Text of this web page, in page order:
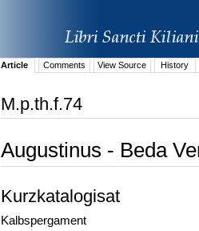
Article Comments View Source History
M.p.th.f.74
Augustinus - Beda
Kurzkatalogisat
Kalbspergament